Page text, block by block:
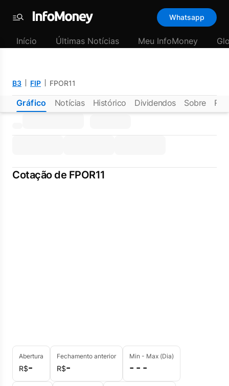
Menu
Whatsapp
Início Últimas Notícias Meu InfoMoney
B3 FIP FPOR11
Gráfico Notícias Histórico Dividendos Sobre
Cotação de FPOR11
Abertura
R$-
Fechamento anterior
R$-
Min - Max (Dia)
- - -